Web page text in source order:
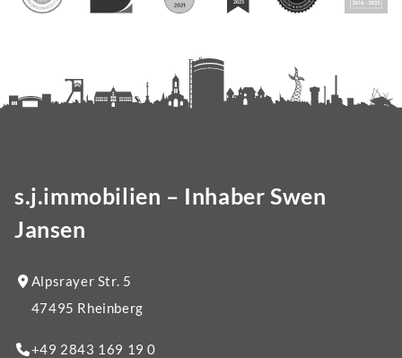
s.j.immobilien – Inhaber Swen
Jansen
Alpsrayer Str. 5
47495 Rheinberg
+49 2843 169 19 0